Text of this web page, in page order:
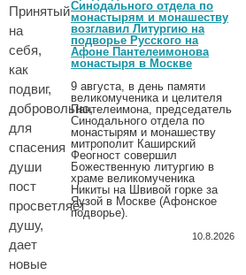
Принятый
на
себя,
как
подвиг,
добровольно,
для
спасения
души
пост
просветляет
душу,
дает
новые
Синодального отдела по
монастырям и монашеству
возглавил Литургию на
подворье Русского на
Афоне Пантелеимонова
монастыря в Москве
9 августа, в день памяти
великомученика и целителя
Пантелеимона, председатель
Синодального отдела по
монастырям и монашеству
митрополит Каширский
Феогност совершил
Божественную литургию в
храме великомученика
Никиты на Швивой горке за
Яузой в Москве (Афонское
подворье).
10.8.2026